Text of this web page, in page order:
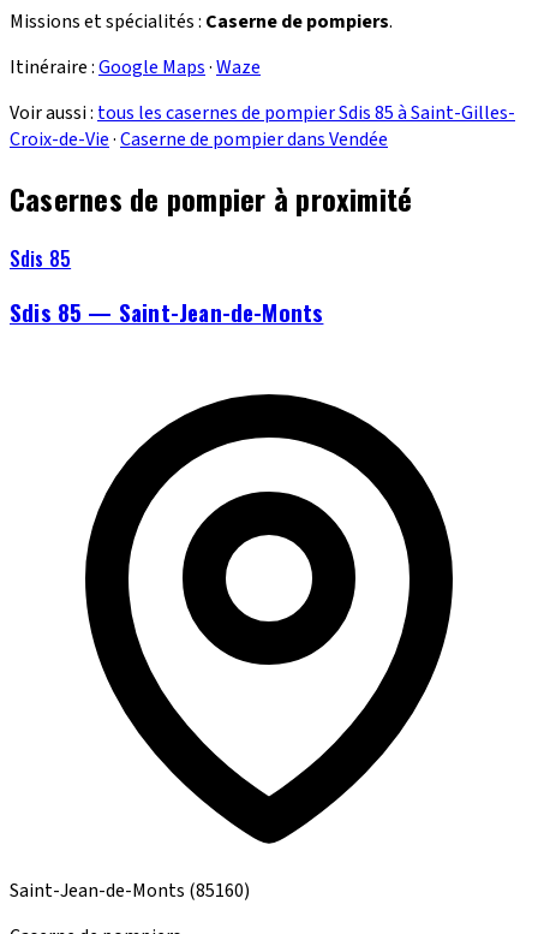
Missions et spécialités : Caserne de pompiers.
Itinéraire :Google Maps·Waze
Voir aussi : tous les casernes de pompier Sdis 85 à Saint-Gilles-
Croix-de-Vie·Caserne de pompier dans Vendée
Casernes de pompier à proximité
Sdis 85
Sdis 85 — Saint-Jean-de-Monts
Saint-Jean-de-Monts (85160)